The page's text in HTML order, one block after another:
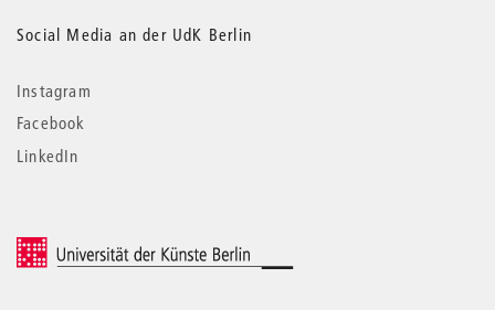
Social Media an der UdK Berlin
Instagram
Facebook
LinkedIn
© 2026 Universität der Künste Berlin